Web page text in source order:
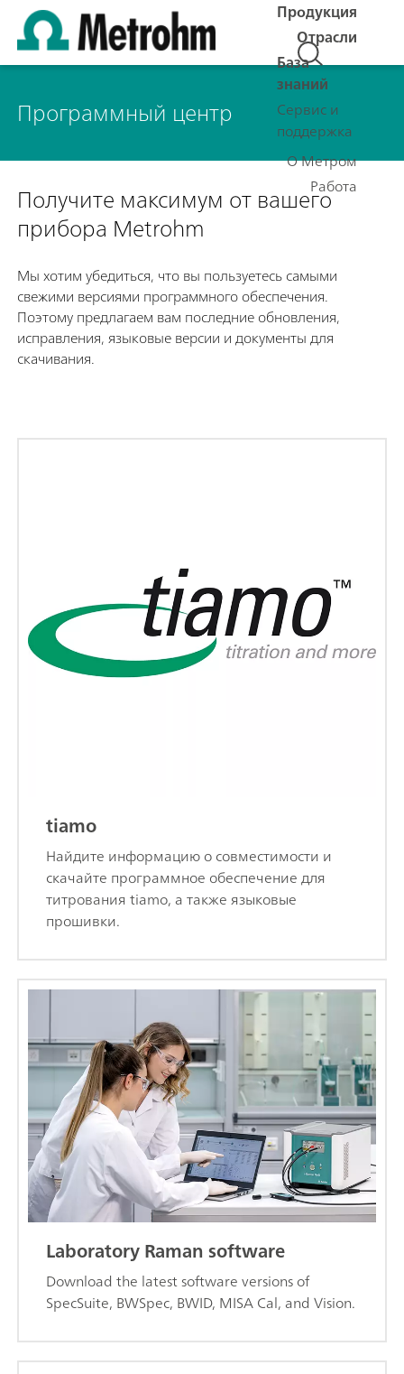
Продукция
Отрасли
База
знаний
Сервис и
поддержка
О Метром
Работа
Программный центр
Получите максимум от вашего
прибора Metrohm
Мы хотим убедиться, что вы пользуетесь самыми
свежими версиями программного обеспечения.
Поэтому предлагаем вам последние обновления,
исправления, языковые версии и документы для
скачивания.
tiamo
Найдите информацию о совместимости и
скачайте программное обеспечение для
титрования tiamo, а также языковые
прошивки.
Laboratory Raman software
Download the latest software versions of
SpecSuite, BWSpec, BWID, MISA Cal, and Vision.